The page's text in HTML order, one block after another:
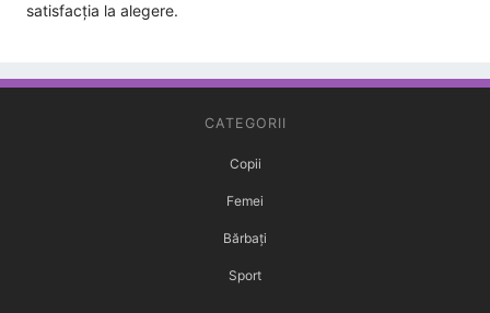
satisfacția la alegere.
CATEGORII
Copii
Femei
Bărbați
Sport